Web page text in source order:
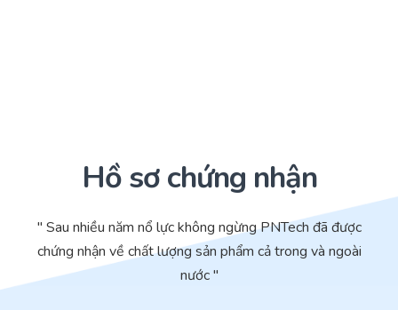
Hồ sơ chứng nhận
" Sau nhiều năm nổ lực không ngừng PNTech đã được
chứng nhận về chất lượng sản phẩm cả trong và ngoài
nước "